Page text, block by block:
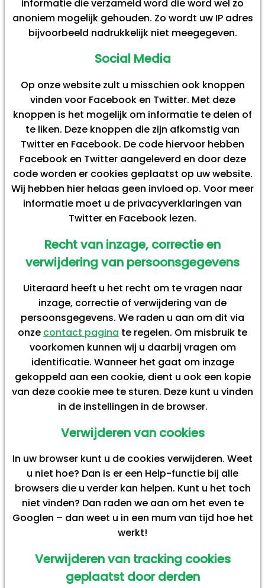
informatie die verzameld word die word wel zo
anoniem mogelijk gehouden. Zo wordt uw IP adres
bijvoorbeeld nadrukkelijk niet meegegeven.
Social Media
Op onze website zult u misschien ook knoppen
vinden voor Facebook en Twitter. Met deze
knoppen is het mogelijk om informatie te delen of
te liken. Deze knoppen die zijn afkomstig van
Twitter en Facebook. De code hiervoor hebben
Facebook en Twitter aangeleverd en door deze
code worden er cookies geplaatst op uw website.
Wij hebben hier helaas geen invloed op. Voor meer
informatie moet u de privacyverklaringen van
Twitter en Facebook lezen.
Recht van inzage, correctie en
verwijdering van persoonsgegevens
Uiteraard heeft u het recht om te vragen naar
inzage, correctie of verwijdering van de
persoonsgegevens. We raden u aan om dit via
onze contact pagina te regelen. Om misbruik te
voorkomen kunnen wij u daarbij vragen om
identificatie. Wanneer het gaat om inzage
gekoppeld aan een cookie, dient u ook een kopie
van deze cookie mee te sturen. Deze kunt u vinden
in de instellingen in de browser.
Verwijderen van cookies
In uw browser kunt u de cookies verwijderen. Weet
u niet hoe? Dan is er een Help-functie bij alle
browsers die u verder kan helpen. Kunt u het toch
niet vinden? Dan raden we aan om het even te
Googlen – dan weet u in een mum van tijd hoe het
werkt!
Verwijderen van tracking cookies
geplaatst door derden